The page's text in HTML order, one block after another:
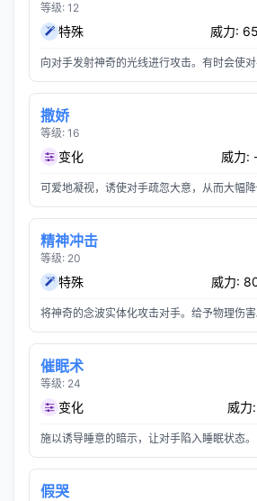
等级: 12
特殊 威力: 65
向对手发射神奇的光线进行攻击。有时会使对
撒娇
等级: 16
变化 威力:
可爱地凝视，诱使对手疏忽大意，从而大幅降
精神冲击
等级: 20
特殊 威力:
将神奇的念波实体化攻击对手。给予物理伤害
催眠术
等级: 24
变化 威力
施以诱导睡意的暗示，让对手陷入睡眠状态。
假哭